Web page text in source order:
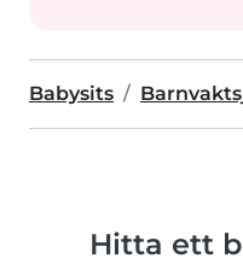
Babysits
Hitta ett